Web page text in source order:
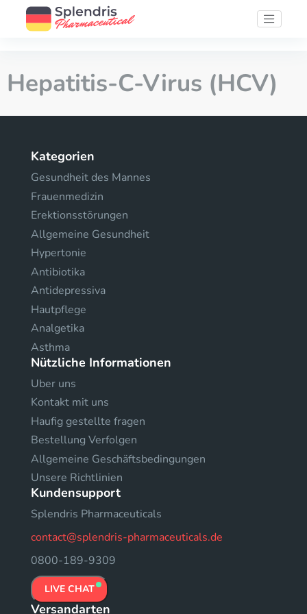
Hepatitis-C-Virus (HCV)
Kategorien
Gesundheit des Mannes
Frauenmedizin
Erektionsstörungen
Allgemeine Gesundheit
Hypertonie
Antibiotika
Antidepressiva
Hautpflege
Analgetika
Asthma
Nützliche Informationen
Uber uns
Kontakt mit uns
Haufig gestellte fragen
Bestellung Verfolgen
Allgemeine Geschäftsbedingungen
Unsere Richtlinien
Kundensupport
Splendris Pharmaceuticals
contact@splendris-pharmaceuticals.de
0800-189-9309
LIVE CHAT
Versandarten